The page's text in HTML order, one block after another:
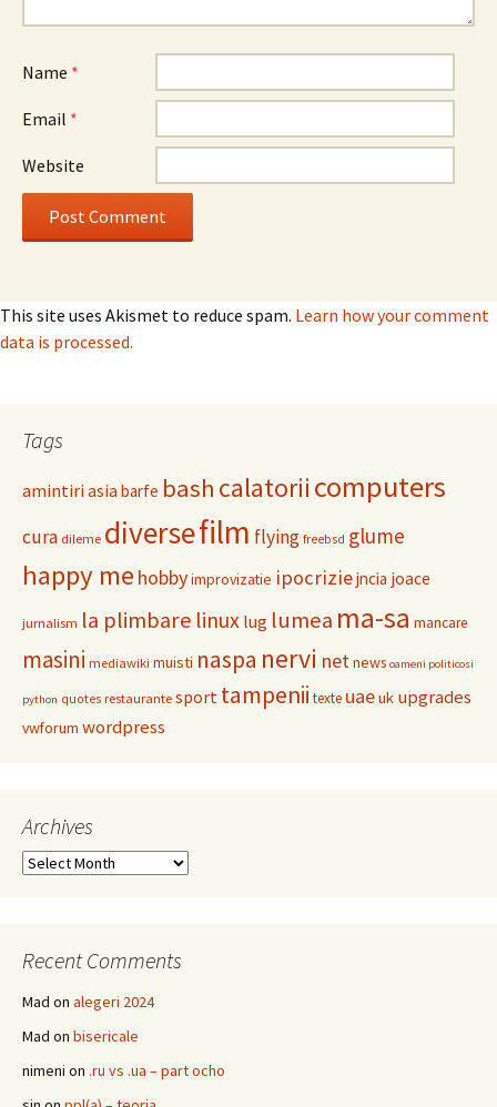
Name *
Email *
Website
This site uses Akismet to reduce spam. Learn how your comment
data is processed.
Tags
amintiriasia barfe bash calatorii computers
cura dileme diversefilm flying freebsd glume
happy me hobbyimprovizatie ipocriziejncia joace
jurnalism la plimbare linux lug lumea ma-sa mancare
masini mediawiki muisti naspa nervi netnews oameni politicosi
python quotes restaurante sport tampenii texte uaeuk upgrades
vwforum wordpress
Archives
Archives
Recent Comments
Mad on alegeri 2024
Mad on bisericale
nimeni on .ru vs .ua – part ocho